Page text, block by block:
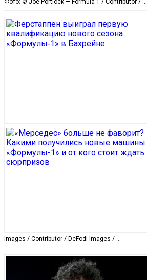
Фото: © Joe Portlock — Formula 1 / Contributor / …
Images / Contributor / DeFodi Images / …